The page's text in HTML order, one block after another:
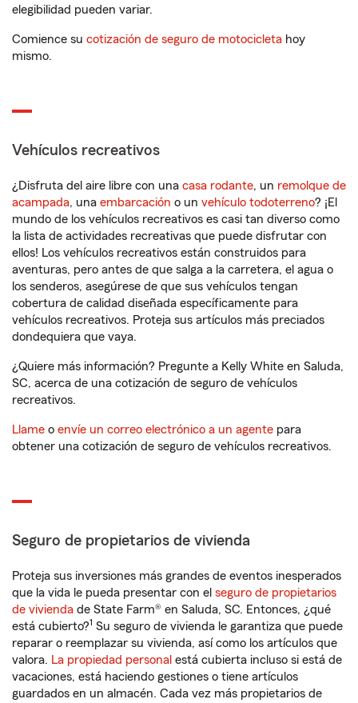
elegibilidad pueden variar.
Comience su cotización de seguro de motocicleta hoy
mismo.
Vehículos recreativos
¿Disfruta del aire libre con una casa rodante, un remolque de
acampada, una embarcación o un vehículo todoterreno? ¡El
mundo de los vehículos recreativos es casi tan diverso como
la lista de actividades recreativas que puede disfrutar con
ellos! Los vehículos recreativos están construidos para
aventuras, pero antes de que salga a la carretera, el agua o
los senderos, asegúrese de que sus vehículos tengan
cobertura de calidad diseñada específicamente para
vehículos recreativos. Proteja sus artículos más preciados
dondequiera que vaya.
¿Quiere más información? Pregunte a Kelly White en Saluda,
SC, acerca de una cotización de seguro de vehículos
recreativos.
Llame o envíe un correo electrónico a un agente para
obtener una cotización de seguro de vehículos recreativos.
Seguro de propietarios de vivienda
Proteja sus inversiones más grandes de eventos inesperados
que la vida le pueda presentar con el seguro de propietarios
de vivienda de State Farm® en Saluda, SC. Entonces, ¿qué
está cubierto?1 Su seguro de vivienda le garantiza que puede
reparar o reemplazar su vivienda, así como los artículos que
valora. La propiedad personal está cubierta incluso si está de
vacaciones, está haciendo gestiones o tiene artículos
guardados en un almacén. Cada vez más propietarios de